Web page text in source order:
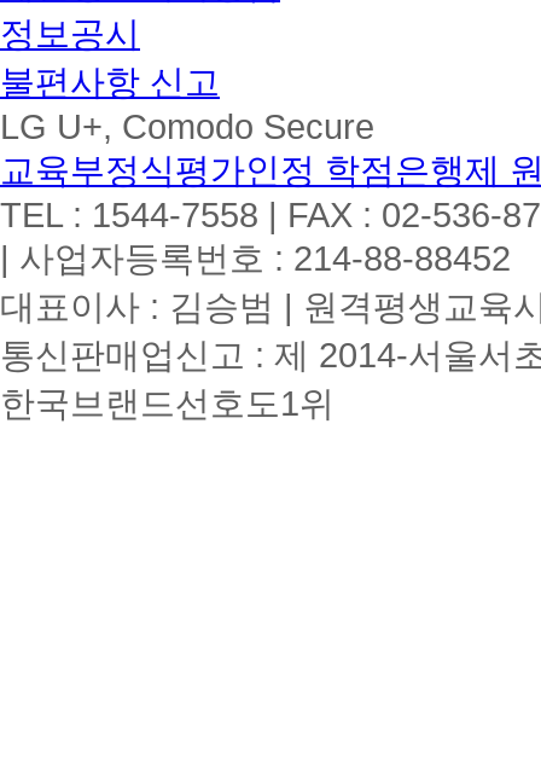
정보공시
불편사항 신고
LG U+, Comodo Secure
교육부정식평가인정 학점은행제
TEL : 1544-7558 | FAX : 02-536-
| 사업자등록번호 : 214-88-88452
대표이사 : 김승범 | 원격평생교육
통신판매업신고 : 제 2014-서울서
한국브랜드선호도1위